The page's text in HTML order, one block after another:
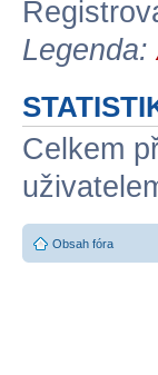
Legenda:
Celkem
Obsah fóra